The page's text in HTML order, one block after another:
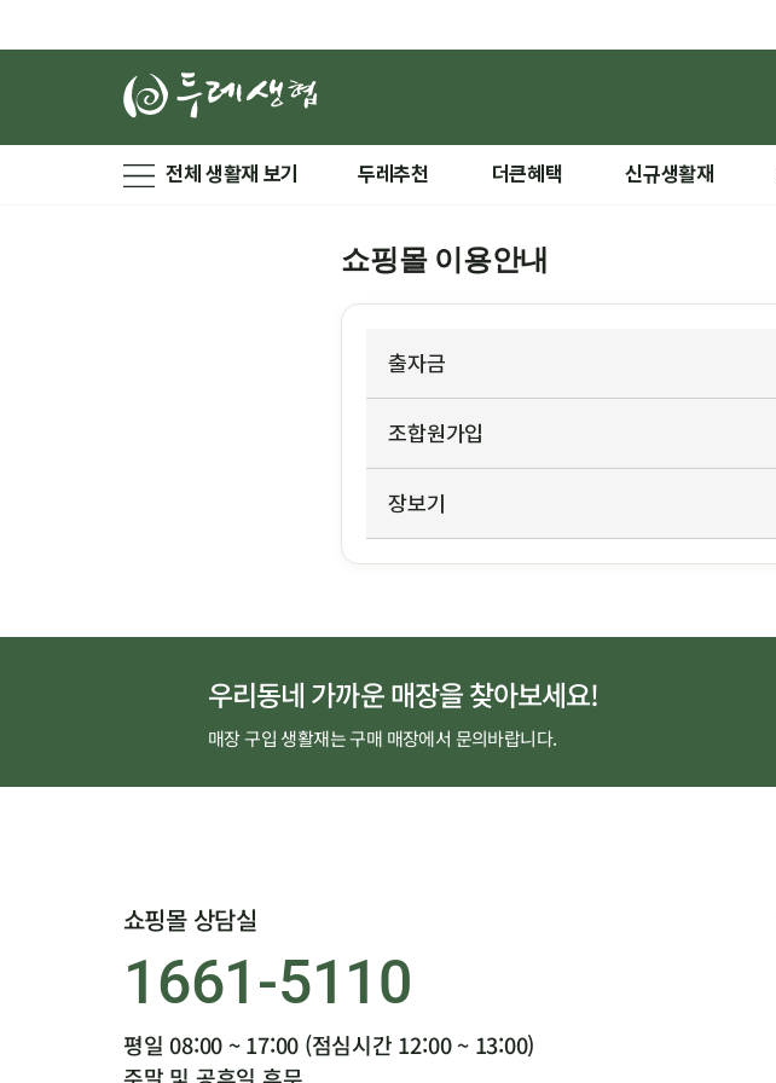
전체 생활재 보기 두레추천 더큰혜택 신규생활재
쇼핑몰 이용안내
출자금
조합원가입
장보기
우리동네 가까운 매장을 찾아보세요!
매장 구입 생활재는 구매 매장에서 문의바랍니다.
쇼핑몰 상담실
1661-5110
평일 08:00 ~ 17:00 (점심시간 12:00 ~ 13:00)